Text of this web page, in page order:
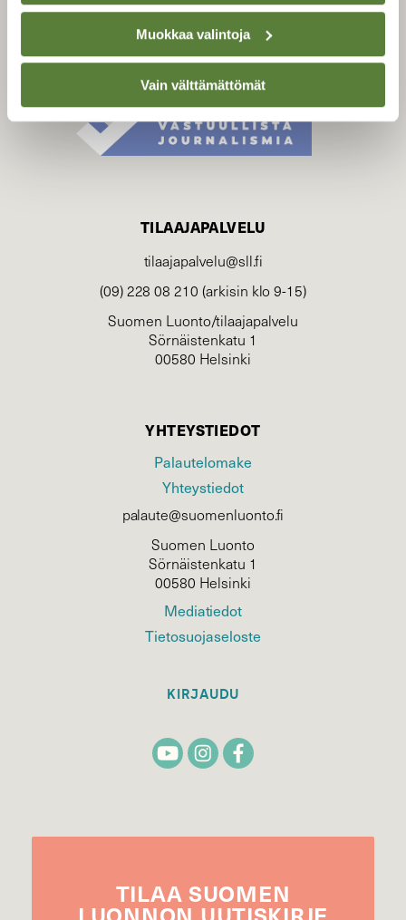
Muokkaa valintoja
Vain välttämättömät
TILAAJAPALVELU
tilaajapalvelu@sll.fi
(09) 228 08 210 (arkisin klo 9-15)
Suomen Luonto/tilaajapalvelu
Sörnäistenkatu 1
00580 Helsinki
YHTEYSTIEDOT
Palautelomake
Yhteystiedot
palaute@suomenluonto.fi
Suomen Luonto
Sörnäistenkatu 1
00580 Helsinki
Mediatiedot
Tietosuojaseloste
KIRJAUDU
TILAA SUOMEN